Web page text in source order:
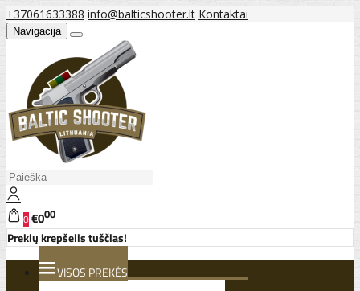
+37061633388 info@balticshooter.lt Kontaktai
Navigacija
0€000
Prekių krepšelis tuščias!
VISOS PREKĖS